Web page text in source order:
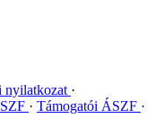
nyilatkozat
Támogatói ÁSZF